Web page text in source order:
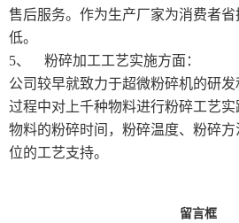
售后服务。作为生产厂家为消费者
低。
5、 粉碎加工工艺实施方面：
公司较早就致力于超微粉碎机的研
过程中对上千种物料进行粉碎工艺
物料的粉碎时间，粉碎温度、粉碎
位的工艺支持。
留言框